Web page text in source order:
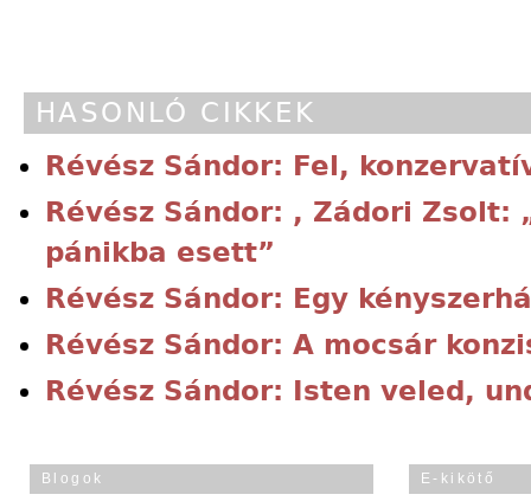
HASONLÓ CIKKEK
Révész Sándor: Fel,
Révész Sándor: , Zádori Zsolt:
pánikba esett”
Révész Sándor: Egy
Révész Sándor: A mocsár
Révész Sándor: Isten veled,
Blogok E-kikötő